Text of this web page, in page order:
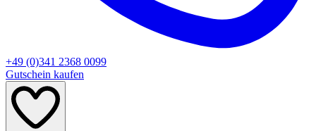
+49 (0)341 2368 0099
Gutschein kaufen